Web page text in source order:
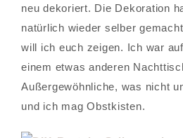
neu dekoriert. Die Dekoration
natürlich wieder selber
will ich euch zeigen. Ich war
einem etwas anderen
Außergewöhnliche, was nicht
und ich mag Obstkisten.